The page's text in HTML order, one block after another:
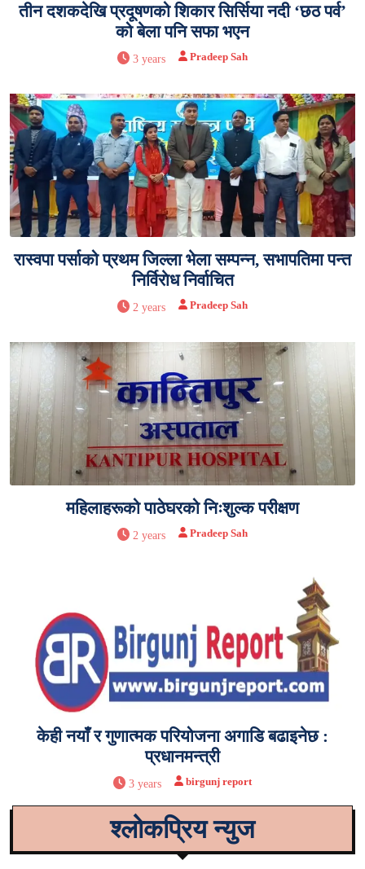
तीन दशकदेखि प्रदूषणको शिकार सिर्सिया नदी ‘छठ पर्व’
को बेला पनि सफा भएन
3 years Pradeep Sah
रास्वपा पर्साको प्रथम जिल्ला भेला सम्पन्न, सभापतिमा पन्त
निर्विराेध निर्वाचित
2 years Pradeep Sah
महिलाहरूको पाठेघरको निःशुल्क परीक्षण
2 years Pradeep Sah
केही नयाँ र गुणात्मक परियोजना अगाडि बढाइनेछ :
प्रधानमन्त्री
3 years birgunj report
श्लोकप्रिय न्युज